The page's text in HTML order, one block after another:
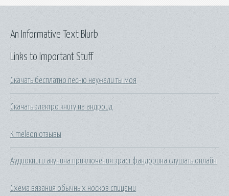
Links to Important Stuff
Скачать бесплатно песню неужели ты моя
Скачать электро книгу на андроид
K meleon отзывы
Аудиокниги акунина приключения эраст фандорина слушать онлайн
Схема вязания обычных носков спицами
An Informative Text Blurb